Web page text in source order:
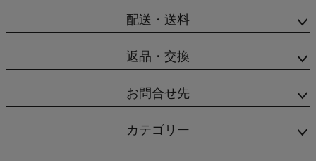
配送・送料
返品・交換
お問合せ先
カテゴリー